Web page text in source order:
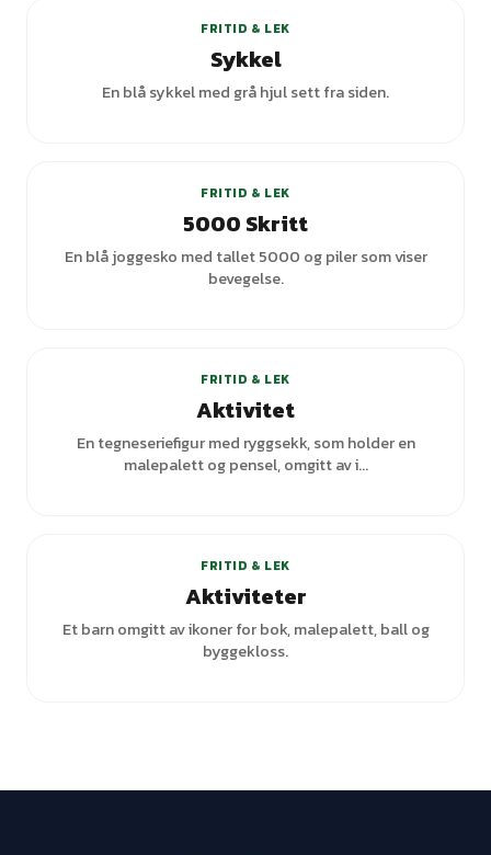
FRITID & LEK
Sykkel
En blå sykkel med grå hjul sett fra siden.
FRITID & LEK
5000 Skritt
En blå joggesko med tallet 5000 og piler som viser
bevegelse.
FRITID & LEK
Aktivitet
En tegneseriefigur med ryggsekk, som holder en
malepalett og pensel, omgitt av i...
FRITID & LEK
Aktiviteter
Et barn omgitt av ikoner for bok, malepalett, ball og
byggekloss.